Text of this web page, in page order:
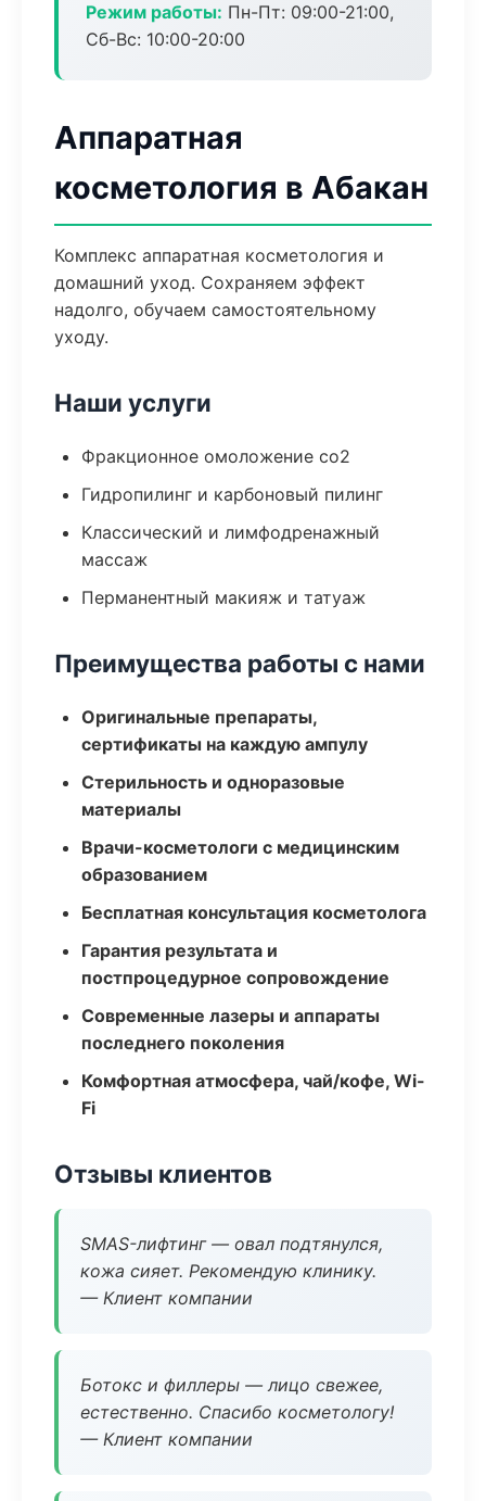
Режим работы: Пн-Пт: 09:00-21:00,
Сб-Вс: 10:00-20:00
Аппаратная
косметология в Абакан
Комплекс аппаратная косметология и
домашний уход. Сохраняем эффект
надолго, обучаем самостоятельному
уходу.
Наши услуги
Фракционное омоложение co2
Гидропилинг и карбоновый пилинг
Классический и лимфодренажный
массаж
Перманентный макияж и татуаж
Преимущества работы с нами
Оригинальные препараты,
сертификаты на каждую ампулу
Стерильность и одноразовые
материалы
Врачи-косметологи с медицинским
образованием
Бесплатная консультация косметолога
Гарантия результата и
постпроцедурное сопровождение
Современные лазеры и аппараты
последнего поколения
Комфортная атмосфера, чай/кофе, Wi-
Fi
Отзывы клиентов
SMAS-лифтинг — овал подтянулся,
кожа сияет. Рекомендую клинику.
— Клиент компании
Ботокс и филлеры — лицо свежее,
естественно. Спасибо косметологу!
— Клиент компании